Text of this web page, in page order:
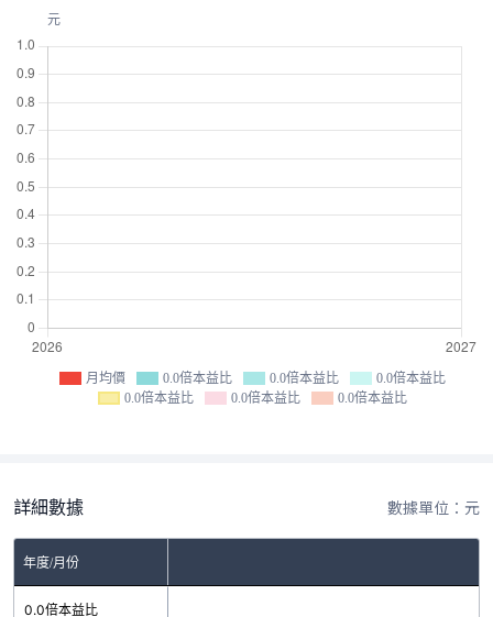
月均價 0.0倍本益比 0.0倍本益比
0.0倍本益比
0.0倍本益比
0.0倍本益比 0.0倍本益比
詳細數據 數據單位：元
年度/月份
0.0倍本益比